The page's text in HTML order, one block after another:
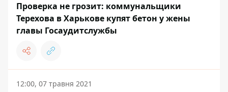
Проверка не грозит: коммунальщики
Терехова в Харькове купят бетон у жены
главы Госаудитслужбы
12:00, 07 травня 2021